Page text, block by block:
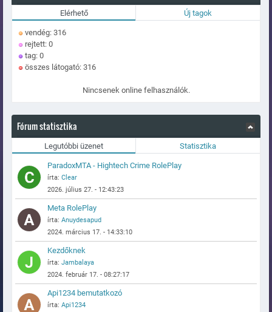
Elérhető Új tagok
vendég: 316
rejtett: 0
tag: 0
összes látogató: 316
Nincsenek online felhasználók.
Fórum statisztika
Legutóbbi üzenet Statisztika
ParadoxMTA - Hightech Crime RolePlay
írta: Clear
2026. július 27. - 12:43:23
Meta RolePlay
írta: Anuydesapud
2024. március 17. - 14:33:10
Kezdőknek
írta: Jambalaya
2024. február 17. - 08:27:17
Api1234 bemutatkozó
írta: Api1234